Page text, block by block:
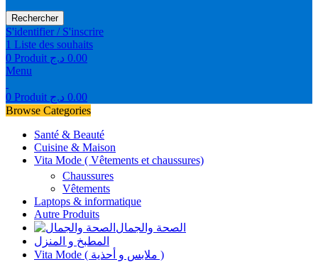
Rechercher
S'identifier / S'inscrire
1 Liste des souhaits
0 Produit 0.00 د.ج
Menu
0 Produit 0.00 د.ج
Browse Categories
Santé & Beauté
Cuisine & Maison
Vita Mode ( Vêtements et chaussures)
Chaussures
Vêtements
Laptops & informatique
Autre Produits
الصحة والجمال
المطبخ و المنزل
Vita Mode ( ملابس و أحذية )